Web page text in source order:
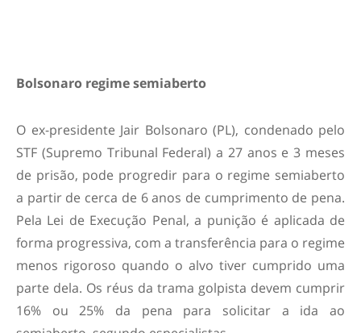
Bolsonaro regime semiaberto
O ex-presidente Jair Bolsonaro (PL), condenado pelo
STF (Supremo Tribunal Federal) a 27 anos e 3 meses
de prisão, pode progredir para o regime semiaberto
a partir de cerca de 6 anos de cumprimento de pena.
Pela Lei de Execução Penal, a punição é aplicada de
forma progressiva, com a transferência para o regime
menos rigoroso quando o alvo tiver cumprido uma
parte dela. Os réus da trama golpista devem cumprir
16% ou 25% da pena para solicitar a ida ao